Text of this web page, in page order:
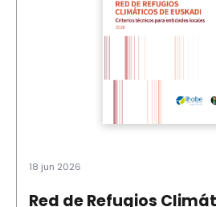
18 jun 2026
Red de Refugios